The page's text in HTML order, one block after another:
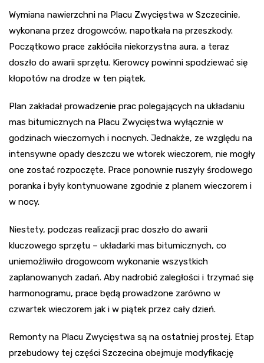
Wymiana nawierzchni na Placu Zwycięstwa w Szczecinie,
wykonana przez drogowców, napotkała na przeszkody.
Początkowo prace zakłóciła niekorzystna aura, a teraz
doszło do awarii sprzętu. Kierowcy powinni spodziewać się
kłopotów na drodze w ten piątek.
Plan zakładał prowadzenie prac polegających na układaniu
mas bitumicznych na Placu Zwycięstwa wyłącznie w
godzinach wieczornych i nocnych. Jednakże, ze względu na
intensywne opady deszczu we wtorek wieczorem, nie mogły
one zostać rozpoczęte. Prace ponownie ruszyły środowego
poranka i były kontynuowane zgodnie z planem wieczorem i
w nocy.
Niestety, podczas realizacji prac doszło do awarii
kluczowego sprzętu – układarki mas bitumicznych, co
uniemożliwiło drogowcom wykonanie wszystkich
zaplanowanych zadań. Aby nadrobić zaległości i trzymać się
harmonogramu, prace będą prowadzone zarówno w
czwartek wieczorem jak i w piątek przez cały dzień.
Remonty na Placu Zwycięstwa są na ostatniej prostej. Etap
przebudowy tej części Szczecina obejmuje modyfikację